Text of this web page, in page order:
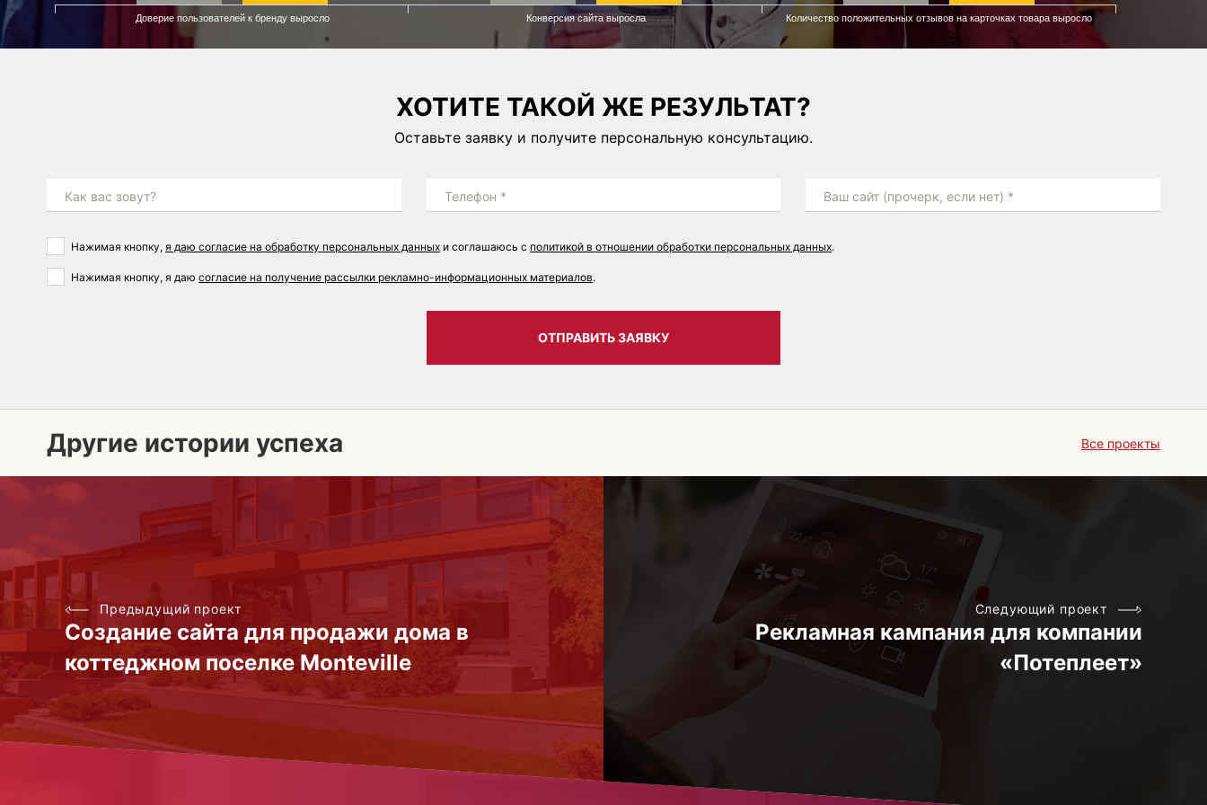
Доверие пользователей к бренду выросло Конверсия сайта выросла Количество положительных отзывов на карточках товара выросло
ХОТИТЕ ТАКОЙ ЖЕ РЕЗУЛЬТАТ?
Оставьте заявку и получите персональную консультацию.
Как вас зовут? Телефон * Ваш сайт (прочерк, если нет) *
Нажимая кнопку, я даю согласие на обработку персональных данных и соглашаюсь с политикой в отношении обработки персональных данных.
Нажимая кнопку, я даю согласие на получение рассылки рекламно-информационных материалов.
ОТПРАВИТЬ ЗАЯВКУ
Другие истории успеха Все проекты
Предыдущий проект
Создание сайта для продажи дома в
коттеджном поселке Monteville
Следующий проект
Рекламная кампания для компании
«Потеплеет»